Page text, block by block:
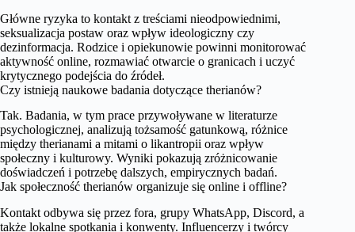
Główne ryzyka to kontakt z treściami nieodpowiednimi,
seksualizacja postaw oraz wpływ ideologiczny czy
dezinformacja. Rodzice i opiekunowie powinni monitorować
aktywność online, rozmawiać otwarcie o granicach i uczyć
krytycznego podejścia do źródeł.
Czy istnieją naukowe badania dotyczące therianów?
Tak. Badania, w tym prace przywoływane w literaturze
psychologicznej, analizują tożsamość gatunkową, różnice
między therianami a mitami o likantropii oraz wpływ
społeczny i kulturowy. Wyniki pokazują zróżnicowanie
doświadczeń i potrzebę dalszych, empirycznych badań.
Jak społeczność therianów organizuje się online i offline?
Kontakt odbywa się przez fora, grupy WhatsApp, Discord, a
także lokalne spotkania i konwenty. Influencerzy i twórcy